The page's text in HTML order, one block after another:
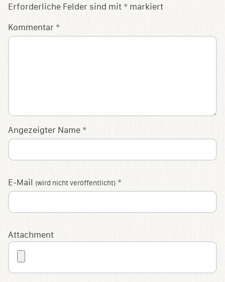
Erforderliche Felder sind mit * markiert
Kommentar *
Angezeigter Name *
E-Mail (wird nicht veröffentlicht) *
Attachment